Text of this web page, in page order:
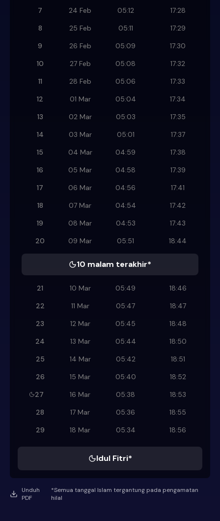
7
24 Feb 05:12
17:28
8
25 Feb 05:11
17:29
9
26 Feb 05:09
17:30
10
27 Feb 05:08
17:32
11
28 Feb 05:06
17:33
12
01 Mar 05:04
17:34
13
02 Mar 05:03
17:35
14
03 Mar 05:01
17:37
15
04 Mar 04:59
17:38
16
05 Mar 04:58
17:39
17
06 Mar 04:56
17:41
18
07 Mar 04:54
17:42
19
08 Mar 04:53
17:43
20
09 Mar 05:51 18:44
10 malam terakhir*
21 10 Mar 05:49
18:46
22
11 Mar 05:47
18:47
23
12 Mar 05:45
18:48
24
13 Mar 05:44
18:50
25
14 Mar 05:42
18:51
26
15 Mar 05:40
18:52
27
16 Mar 05:38
18:53
28
17 Mar 05:36
18:55
29
18 Mar 05:34 18:56
Idul Fitri*
Unduh
PDF
*Semua tanggal Islam tergantung pada pengamatan
hilal